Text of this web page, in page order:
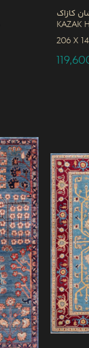
کازاک
Kazak
206 x